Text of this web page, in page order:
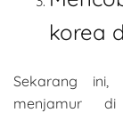
korea
Sekarang
menjamur